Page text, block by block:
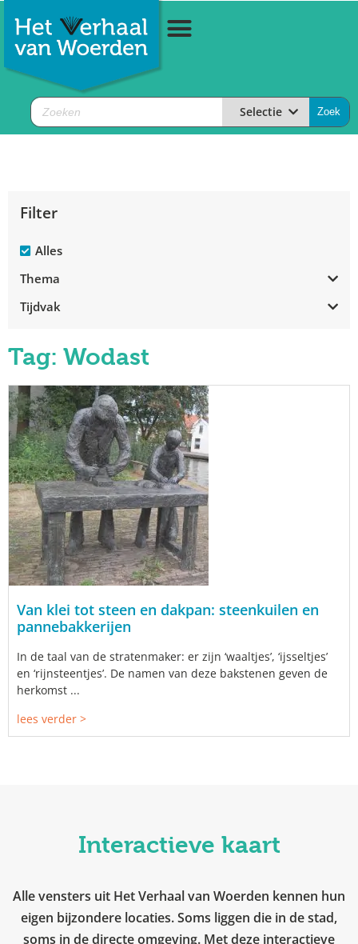
Selectie
Filter
Alles
Thema
Tijdvak
Tag: Wodast
Van klei tot steen en dakpan: steenkuilen en
pannebakkerijen
In de taal van de stratenmaker: er zijn ‘waaltjes’, ‘ijsseltjes’
en ‘rijnsteentjes’. De namen van deze bakstenen geven de
herkomst ...
lees verder >
Interactieve kaart
Alle vensters uit Het Verhaal van Woerden kennen hun
eigen bijzondere locaties. Soms liggen die in de stad,
soms in de directe omgeving. Met deze interactieve